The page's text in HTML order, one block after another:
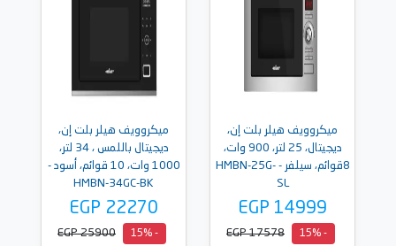
ميكروويف هيلر بلت إن،
ديجيتال، 25 لتر، 900 وات،
8قوائم، سيلفر - HMBN-25G-
SL
EGP 14999
- 15%
EGP 17578
ميكروويف هيلر بلت إن،
ديجيتال باللمس ، 34 لتر،
1000 وات، 10 قوائم، أسود -
HMBN-34GC-BK
EGP 22270
- 15%
EGP 25900